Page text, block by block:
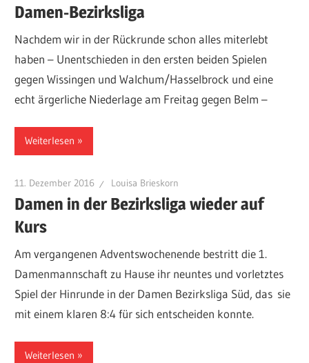
Damen-Bezirksliga
Nachdem wir in der Rückrunde schon alles miterlebt
haben – Unentschieden in den ersten beiden Spielen
gegen Wissingen und Walchum/Hasselbrock und eine
echt ärgerliche Niederlage am Freitag gegen Belm –
Weiterlesen
11. Dezember 2016 Louisa Brieskorn
Damen in der Bezirksliga wieder auf
Kurs
Am vergangenen Adventswochenende bestritt die 1.
Damenmannschaft zu Hause ihr neuntes und vorletztes
Spiel der Hinrunde in der Damen Bezirksliga Süd, das sie
mit einem klaren 8:4 für sich entscheiden konnte.
Weiterlesen